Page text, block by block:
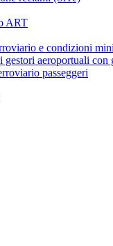
ART
e condizioni
gestori aeroportuali con
passeggeri